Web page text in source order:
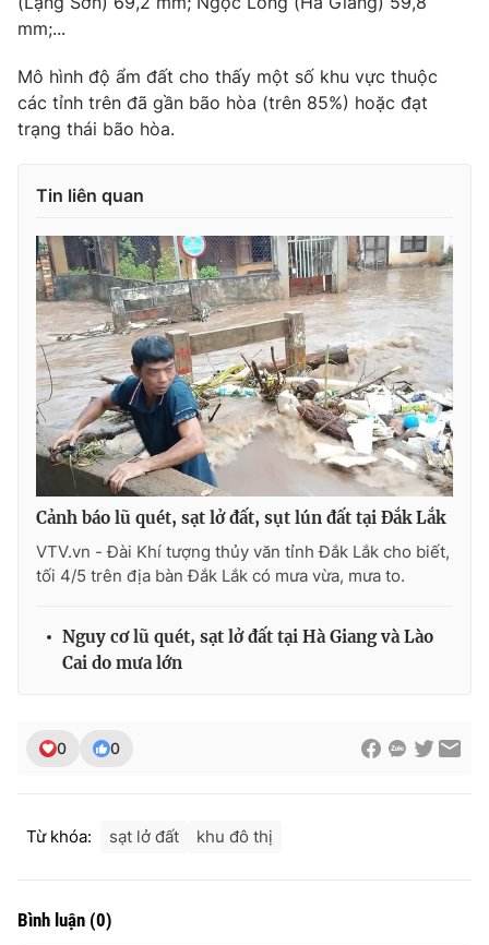
mm;...
Mô hình độ ẩm đất cho thấy một số khu vực thuộc
các tỉnh trên đã gần bão hòa (trên 85%) hoặc đạt
trạng thái bão hòa.
Tin liên quan
Cảnh báo lũ quét, sạt lở đất, sụt lún đất tại Đắk Lắk
VTV.vn - Đài Khí tượng thủy văn tỉnh Đắk Lắk cho biết,
tối 4/5 trên địa bàn Đắk Lắk có mưa vừa, mưa to.
Nguy cơ lũ quét, sạt lở đất tại Hà Giang và Lào
Cai do mưa lớn
0 0
Từ khóa: sạt lở đất khu đô thị
Bình luận (0)